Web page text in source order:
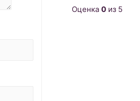
Оценка 0 из 5